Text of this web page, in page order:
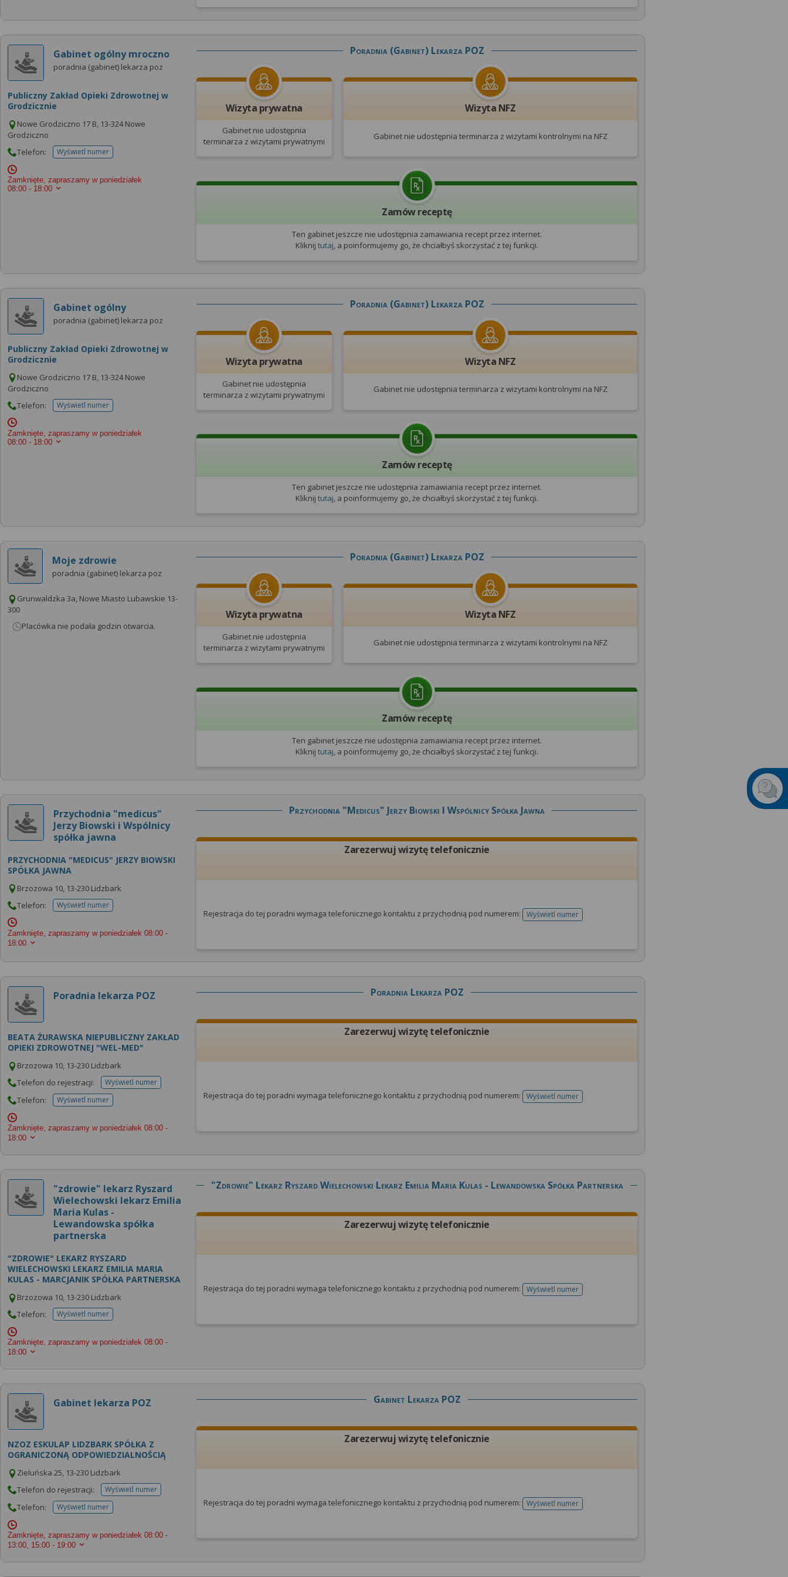
Gabinet ogólny mroczno
poradnia (gabinet) lekarza poz
Publiczny Zakład Opieki Zdrowotnej w
Grodzicznie
Nowe Grodziczno 17 B, 13-324 Nowe
Grodziczno
Telefon:
Wyświetl numertelefonu do placowki
Zamknięte, zapraszamy w poniedziałek
08:00 - 18:00
Poradnia (gabinet) Lekarza POZ
Wizyta prywatna
Gabinet nie udostępnia
terminarza z wizytami prywatnymi
Wizyta NFZ
Gabinet nie udostępnia terminarza z wizytami kontrolnymi na NFZ
Zamów receptę
Ten gabinet jeszcze nie udostępnia zamawiania recept przez internet.
Kliknijtutaj, a poinformujemy go, że chciałbyś skorzystać z tej funkcji.
Gabinet ogólny
poradnia (gabinet) lekarza poz
Publiczny Zakład Opieki Zdrowotnej w
Grodzicznie
Nowe Grodziczno 17 B, 13-324 Nowe
Grodziczno
Telefon:
Wyświetl numertelefonu do placowki
Zamknięte, zapraszamy w poniedziałek
08:00 - 18:00
Poradnia (gabinet) Lekarza POZ
Wizyta prywatna
Gabinet nie udostępnia
terminarza z wizytami prywatnymi
Wizyta NFZ
Gabinet nie udostępnia terminarza z wizytami kontrolnymi na NFZ
Zamów receptę
Ten gabinet jeszcze nie udostępnia zamawiania recept przez internet.
Kliknijtutaj, a poinformujemy go, że chciałbyś skorzystać z tej funkcji.
Moje zdrowie
poradnia (gabinet) lekarza poz
Grunwaldzka 3a, Nowe Miasto Lubawskie 13-
300
Placówka nie podała godzin otwarcia.
Poradnia (gabinet) Lekarza POZ
Wizyta prywatna
Gabinet nie udostępnia
terminarza z wizytami prywatnymi
Wizyta NFZ
Gabinet nie udostępnia terminarza z wizytami kontrolnymi na NFZ
Zamów receptę
Ten gabinet jeszcze nie udostępnia zamawiania recept przez internet.
Kliknijtutaj, a poinformujemy go, że chciałbyś skorzystać z tej funkcji.
Przychodnia "medicus"
Jerzy Biowski i Wspólnicy
spółka jawna
PRZYCHODNIA "MEDICUS" JERZY BIOWSKI
SPÓŁKA JAWNA
Brzozowa 10, 13-230 Lidzbark
Telefon:
Wyświetl numertelefonu do placowki
Zamknięte, zapraszamy w poniedziałek 08:00 -
18:00
Przychodnia "medicus" Jerzy Biowski I Wspólnicy Spółka Jawna
Zarezerwuj wizytę telefonicznie
Rejestracja do tej poradni wymaga telefonicznego kontaktu z przychodnią pod numerem: Wyświetl numertelefonu do rejestracji
Poradnia lekarza POZ
BEATA ŻURAWSKA NIEPUBLICZNY ZAKŁAD
OPIEKI ZDROWOTNEJ "WEL-MED"
Brzozowa 10, 13-230 Lidzbark
Telefon do rejestracji:
Wyświetl numertelefonu do rejestracji
Telefon: Wyświetl numertelefonu do placowki
Zamknięte, zapraszamy w poniedziałek 08:00 -
18:00
Poradnia Lekarza POZ
Zarezerwuj wizytę telefonicznie
Rejestracja do tej poradni wymaga telefonicznego kontaktu z przychodnią pod numerem: Wyświetl numertelefonu do rejestracji
"zdrowie" lekarz Ryszard
Wielechowski lekarz Emilia
Maria Kulas -
Lewandowska spółka
partnerska
"ZDROWIE" LEKARZ RYSZARD
WIELECHOWSKI LEKARZ EMILIA MARIA
KULAS - MARCJANIK SPÓŁKA PARTNERSKA
Brzozowa 10, 13-230 Lidzbark
Telefon:
Wyświetl numertelefonu do placowki
Zamknięte, zapraszamy w poniedziałek 08:00 -
18:00
"zdrowie" Lekarz Ryszard Wielechowski Lekarz Emilia Maria Kulas - Lewandowska Spółka Partnerska
Zarezerwuj wizytę telefonicznie
Rejestracja do tej poradni wymaga telefonicznego kontaktu z przychodnią pod numerem: Wyświetl numertelefonu do rejestracji
Gabinet lekarza POZ
NZOZ ESKULAP LIDZBARK SPÓŁKA Z
OGRANICZONĄ ODPOWIEDZIALNOŚCIĄ
Zieluńska 25, 13-230 Lidzbark
Telefon do rejestracji:
Wyświetl numertelefonu do rejestracji
Telefon: Wyświetl numertelefonu do placowki
Zamknięte, zapraszamy w poniedziałek 08:00 -
13:00, 15:00 - 19:00
Gabinet Lekarza POZ
Zarezerwuj wizytę telefonicznie
Rejestracja do tej poradni wymaga telefonicznego kontaktu z przychodnią pod numerem: Wyświetl numertelefonu do rejestracji